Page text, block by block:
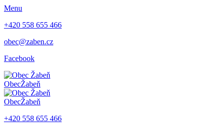
Menu
+420 558 655 466
obec@zaben.cz
Facebook
ObecŽabeň
ObecŽabeň
+420 558 655 466